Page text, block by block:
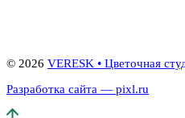
© 2026 VERESK • Цветочная
Разработка сайта — pixl.ru